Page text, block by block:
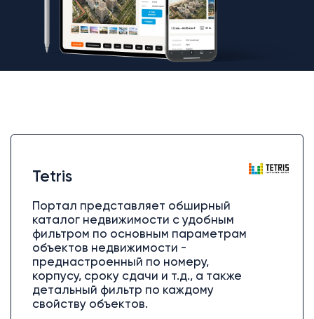
Tetris
Портал представляет обширный
каталог недвижимости с удобным
фильтром по основным параметрам
объектов недвижимости -
преднастроенный по номеру,
корпусу, сроку сдачи и т.д., а также
детальный фильтр по каждому
свойству объектов.